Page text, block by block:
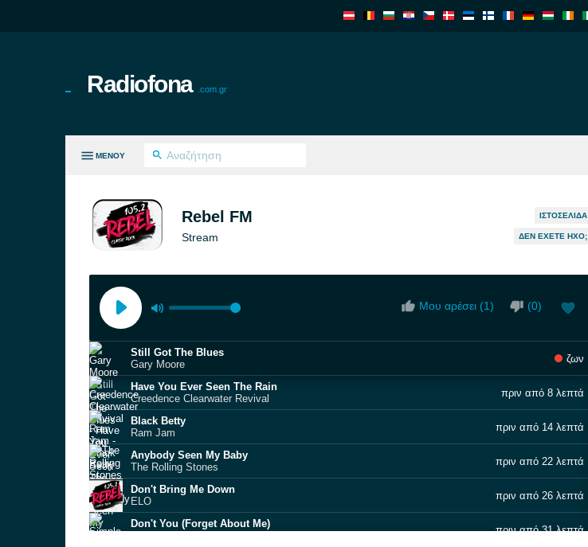
Radiofona .com.gr
ΜΕΝΟΎ
Rebel FM
Stream
ΙΣΤΟΣΕΛΊΔΑ
ΔΕΝ ΈΧΕΤΕ ΉΧΟ;
Μου αρέσει (1) (0)
Still Got The Blues
Gary Moore
ζων
Have You Ever Seen The Rain
Creedence Clearwater Revival
πριν από 8 λεπτά
Black Betty
Ram Jam
πριν από 14 λεπτά
Anybody Seen My Baby
The Rolling Stones
πριν από 22 λεπτά
Don't Bring Me Down
ELO
πριν από 26 λεπτά
Don't You (Forget About Me)
πριν από 31 λεπτά